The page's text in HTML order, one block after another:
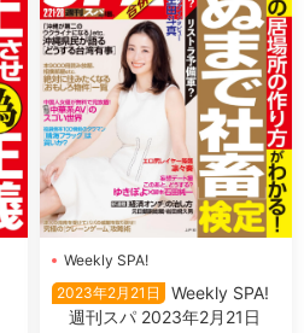
Weekly SPA!
2023年2月21日
Weekly SPA!
週刊スパ 2023年2月21日